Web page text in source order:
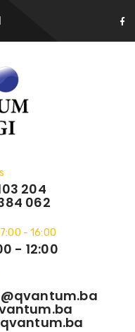
204
062
- 16:00
- 12:00